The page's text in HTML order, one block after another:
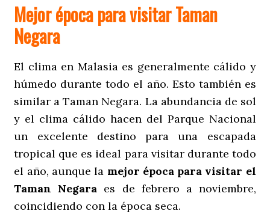
Mejor época para visitar Taman
Negara
El clima en Malasia es generalmente cálido y
húmedo durante todo el año. Esto también es
similar a Taman Negara. La abundancia de sol
y el clima cálido hacen del Parque Nacional
un excelente destino para una escapada
tropical que es ideal para visitar durante todo
el año, aunque la mejor época para visitar el
Taman Negara es de febrero a noviembre,
coincidiendo con la época seca.